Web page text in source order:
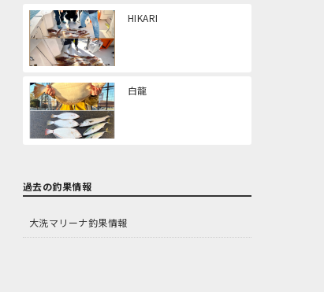
HIKARI
白龍
過去の釣果情報
大洗マリーナ釣果情報